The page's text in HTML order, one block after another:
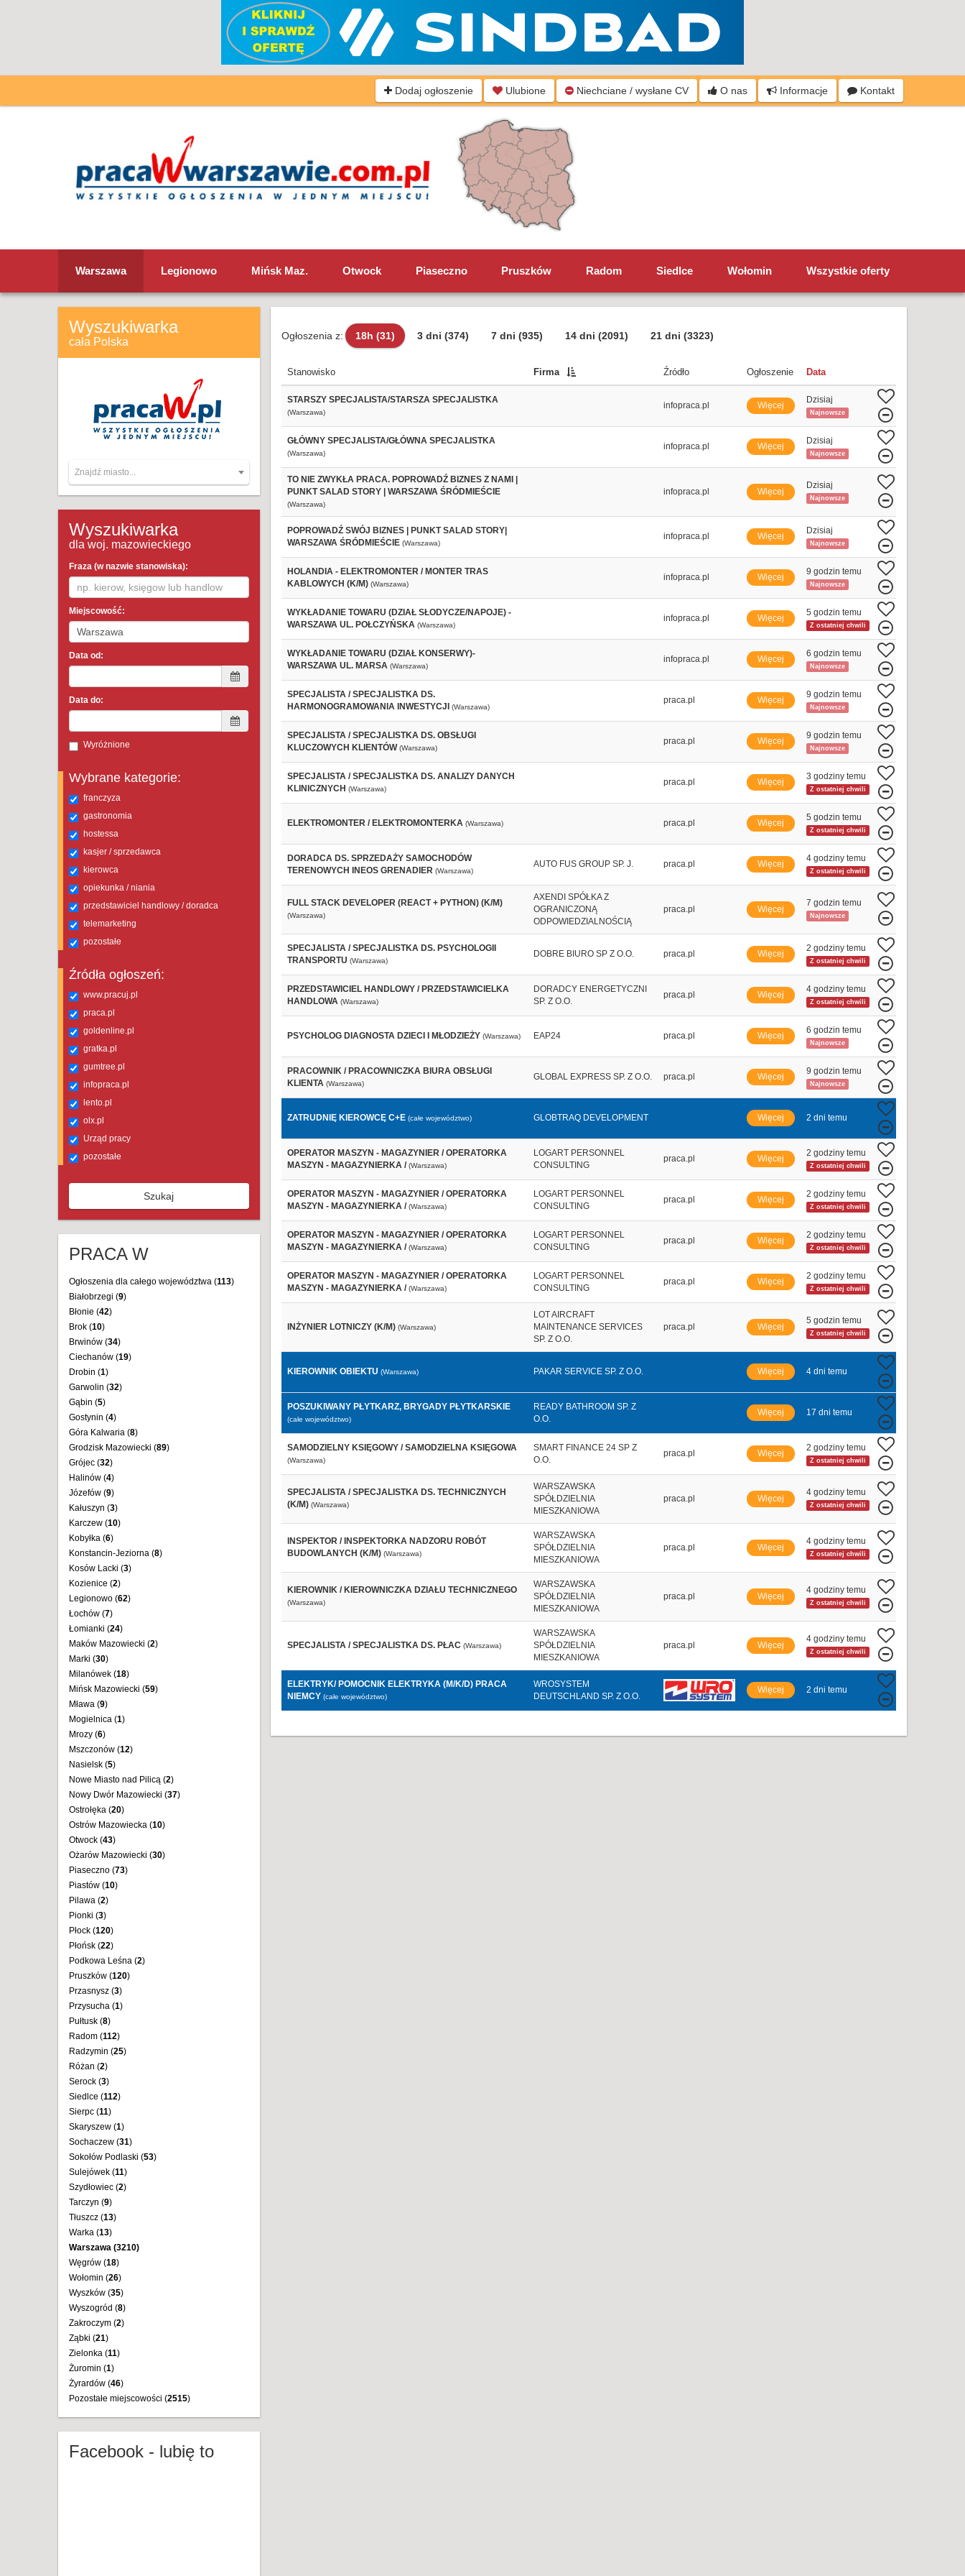
Dodaj ogłoszenie Ulubione Niechciane / wysłane CV O nas Informacje Kontakt
Warszawa Legionowo Mińsk Maz. Otwock Piaseczno Pruszków Radom Siedlce Wołomin Wszystkie oferty
Wyszukiwarka
cała Polska
Znajdź miasto...
Wyszukiwarka
dla woj. mazowieckiego
Fraza (w nazwie stanowiska):
Miejscowość:
Data od:
Data do:
Wyróżnione
Wybrane kategorie:
franczyza
gastronomia
hostessa
kasjer / sprzedawca
kierowca
opiekunka / niania
przedstawiciel handlowy / doradca
telemarketing
pozostałe
Źródła ogłoszeń:
www.pracuj.pl
praca.pl
goldenline.pl
gratka.pl
gumtree.pl
infopraca.pl
lento.pl
olx.pl
Urząd pracy
pozostałe
Szukaj
PRACA W
Ogłoszenia dla całego województwa (113)
Białobrzegi (9)
Błonie (42)
Brok (10)
Brwinów (34)
Ciechanów (19)
Drobin (1)
Garwolin (32)
Gąbin (5)
Gostynin (4)
Góra Kalwaria (8)
Grodzisk Mazowiecki (89)
Grójec (32)
Halinów (4)
Józefów (9)
Kałuszyn (3)
Karczew (10)
Kobyłka (6)
Konstancin-Jeziorna (8)
Kosów Lacki (3)
Kozienice (2)
Legionowo (62)
Łochów (7)
Łomianki (24)
Maków Mazowiecki (2)
Marki (30)
Milanówek (18)
Mińsk Mazowiecki (59)
Mława (9)
Mogielnica (1)
Mrozy (6)
Mszczonów (12)
Nasielsk (5)
Nowe Miasto nad Pilicą (2)
Nowy Dwór Mazowiecki (37)
Ostrołęka (20)
Ostrów Mazowiecka (10)
Otwock (43)
Ożarów Mazowiecki (30)
Piaseczno (73)
Piastów (10)
Pilawa (2)
Pionki (3)
Płock (120)
Płońsk (22)
Podkowa Leśna (2)
Pruszków (120)
Przasnysz (3)
Przysucha (1)
Pułtusk (8)
Radom (112)
Radzymin (25)
Różan (2)
Serock (3)
Siedlce (112)
Sierpc (11)
Skaryszew (1)
Sochaczew (31)
Sokołów Podlaski (53)
Sulejówek (11)
Szydłowiec (2)
Tarczyn (9)
Tłuszcz (13)
Warka (13)
Warszawa (3210)
Węgrów (18)
Wołomin (26)
Wyszków (35)
Wyszogród (8)
Zakroczym (2)
Ząbki (21)
Zielonka (11)
Żuromin (1)
Żyrardów (46)
Pozostałe miejscowości (2515)
Facebook - lubię to
Ogłoszenia z: 18h (31) 3 dni (374) 7 dni (935) 14 dni (2091) 21 dni (3323)
Stanowisko Firma Źródło Ogłoszenie Data
STARSZY SPECJALISTA/STARSZA SPECJALISTKA
(Warszawa)
infopraca.pl Więcej
Dzisiaj
Najnowsze
GŁÓWNY SPECJALISTA/GŁÓWNA SPECJALISTKA
(Warszawa)
infopraca.pl Więcej
Dzisiaj
Najnowsze
TO NIE ZWYKŁA PRACA. POPROWADŹ BIZNES Z NAMI |
PUNKT SALAD STORY | WARSZAWA ŚRÓDMIEŚCIE
(Warszawa)
infopraca.pl Więcej
Dzisiaj
Najnowsze
POPROWADŹ SWÓJ BIZNES | PUNKT SALAD STORY|
WARSZAWA ŚRÓDMIEŚCIE (Warszawa)
infopraca.pl Więcej
Dzisiaj
Najnowsze
HOLANDIA - ELEKTROMONTER / MONTER TRAS
KABLOWYCH (K/M) (Warszawa)
infopraca.pl Więcej
9 godzin temu
Najnowsze
WYKŁADANIE TOWARU (DZIAŁ SŁODYCZE/NAPOJE) -
WARSZAWA UL. POŁCZYŃSKA (Warszawa)
infopraca.pl Więcej
5 godzin temu
Z ostatniej chwili
WYKŁADANIE TOWARU (DZIAŁ KONSERWY)-
WARSZAWA UL. MARSA (Warszawa)
infopraca.pl Więcej
6 godzin temu
Najnowsze
SPECJALISTA / SPECJALISTKA DS.
HARMONOGRAMOWANIA INWESTYCJI
(Warszawa)
praca.pl Więcej
9 godzin temu
Najnowsze
SPECJALISTA / SPECJALISTKA DS. OBSŁUGI
KLUCZOWYCH KLIENTÓW (Warszawa)
praca.pl Więcej
9 godzin temu
Najnowsze
SPECJALISTA / SPECJALISTKA DS. ANALIZY DANYCH
KLINICZNYCH (Warszawa)
praca.pl Więcej
3 godziny temu
Z ostatniej chwili
ELEKTROMONTER / ELEKTROMONTERKA (Warszawa) praca.pl Więcej
5 godzin temu
Z ostatniej chwili
DORADCA DS. SPRZEDAŻY SAMOCHODÓW
TERENOWYCH INEOS GRENADIER (Warszawa)
AUTO FUS GROUP SP. J. praca.pl Więcej
4 godziny temu
Z ostatniej chwili
FULL STACK DEVELOPER (REACT + PYTHON) (K/M)
(Warszawa)
AXENDI SPÓŁKA Z
OGRANICZONĄ
ODPOWIEDZIALNOŚCIĄ
praca.pl Więcej
7 godzin temu
Najnowsze
SPECJALISTA / SPECJALISTKA DS. PSYCHOLOGII
TRANSPORTU (Warszawa)
DOBRE BIURO SP Z O.O. praca.pl Więcej
2 godziny temu
Z ostatniej chwili
PRZEDSTAWICIEL HANDLOWY / PRZEDSTAWICIELKA
HANDLOWA (Warszawa)
DORADCY ENERGETYCZNI
SP. Z O.O.
praca.pl Więcej
4 godziny temu
Z ostatniej chwili
PSYCHOLOG DIAGNOSTA DZIECI I MŁODZIEŻY (Warszawa) EAP24 praca.pl Więcej
6 godzin temu
Najnowsze
PRACOWNIK / PRACOWNICZKA BIURA OBSŁUGI
KLIENTA (Warszawa)
GLOBAL EXPRESS SP. Z O.O. praca.pl Więcej
9 godzin temu
Najnowsze
ZATRUDNIĘ KIEROWCĘ C+E (całe województwo) GLOBTRAQ DEVELOPMENT Więcej 2 dni temu
OPERATOR MASZYN - MAGAZYNIER / OPERATORKA
MASZYN - MAGAZYNIERKA / (Warszawa)
LOGART PERSONNEL
CONSULTING
praca.pl Więcej
2 godziny temu
Z ostatniej chwili
OPERATOR MASZYN - MAGAZYNIER / OPERATORKA
MASZYN - MAGAZYNIERKA / (Warszawa)
LOGART PERSONNEL
CONSULTING
praca.pl Więcej
2 godziny temu
Z ostatniej chwili
OPERATOR MASZYN - MAGAZYNIER / OPERATORKA
MASZYN - MAGAZYNIERKA / (Warszawa)
LOGART PERSONNEL
CONSULTING
praca.pl Więcej
2 godziny temu
Z ostatniej chwili
OPERATOR MASZYN - MAGAZYNIER / OPERATORKA
MASZYN - MAGAZYNIERKA / (Warszawa)
LOGART PERSONNEL
CONSULTING
praca.pl Więcej
2 godziny temu
Z ostatniej chwili
INŻYNIER LOTNICZY (K/M) (Warszawa)
LOT AIRCRAFT
MAINTENANCE SERVICES
SP. Z O.O.
praca.pl Więcej
5 godzin temu
Z ostatniej chwili
KIEROWNIK OBIEKTU (Warszawa) PAKAR SERVICE SP. Z O.O. Więcej 4 dni temu
POSZUKIWANY PŁYTKARZ, BRYGADY PŁYTKARSKIE
(całe województwo)
READY BATHROOM SP. Z
O.O.
Więcej 17 dni temu
SAMODZIELNY KSIĘGOWY / SAMODZIELNA KSIĘGOWA
(Warszawa)
SMART FINANCE 24 SP Z
O.O.
praca.pl Więcej
2 godziny temu
Z ostatniej chwili
SPECJALISTA / SPECJALISTKA DS. TECHNICZNYCH
(K/M) (Warszawa)
WARSZAWSKA
SPÓŁDZIELNIA
MIESZKANIOWA
praca.pl Więcej
4 godziny temu
Z ostatniej chwili
INSPEKTOR / INSPEKTORKA NADZORU ROBÓT
BUDOWLANYCH (K/M) (Warszawa)
WARSZAWSKA
SPÓŁDZIELNIA
MIESZKANIOWA
praca.pl Więcej
4 godziny temu
Z ostatniej chwili
KIEROWNIK / KIEROWNICZKA DZIAŁU TECHNICZNEGO
(Warszawa)
WARSZAWSKA
SPÓŁDZIELNIA
MIESZKANIOWA
praca.pl Więcej
4 godziny temu
Z ostatniej chwili
SPECJALISTA / SPECJALISTKA DS. PŁAC (Warszawa)
WARSZAWSKA
SPÓŁDZIELNIA
MIESZKANIOWA
praca.pl Więcej
4 godziny temu
Z ostatniej chwili
ELEKTRYK/ POMOCNIK ELEKTRYKA (M/K/D) PRACA
NIEMCY (całe województwo)
WROSYSTEM
DEUTSCHLAND SP. Z O.O.
Więcej 2 dni temu